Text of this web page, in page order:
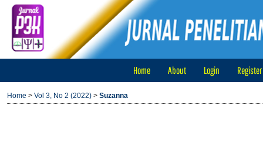
Home About Login Register
Home > Vol 3, No 2 (2022) > Suzanna